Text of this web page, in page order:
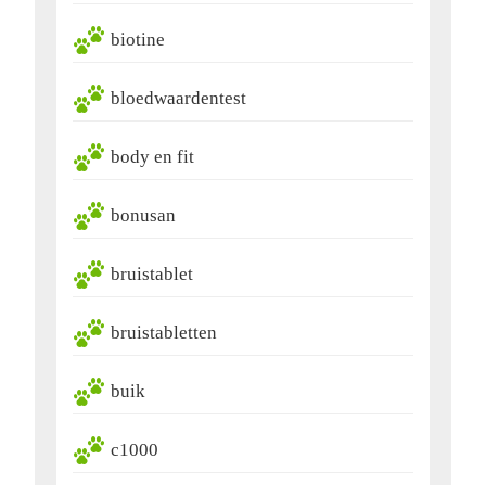
biotine
bloedwaardentest
body en fit
bonusan
bruistablet
bruistabletten
buik
c1000